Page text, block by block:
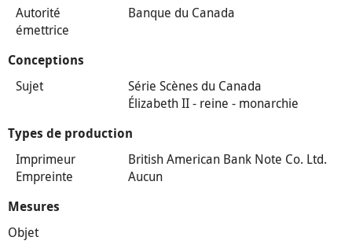
Autorité
émettrice
Banque du Canada
Conceptions
Sujet
Série Scènes du Canada
Élizabeth II - reine - monarchie
Types de production
Imprimeur
British American Bank Note Co. Ltd.
Empreinte
Aucun
Mesures
Objet